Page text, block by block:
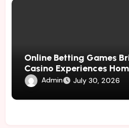
Online Betting Games
Casino Experiences
Admin July 30, 2026